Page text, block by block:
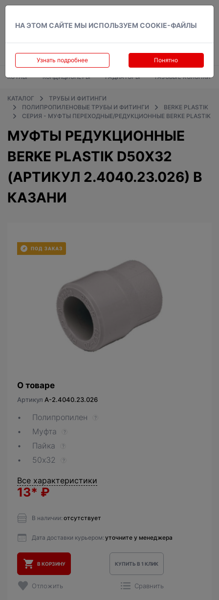
НА ЭТОМ САЙТЕ МЫ ИСПОЛЬЗУЕМ COOKIE-ФАЙЛЫ
Узнать подробнее Понятно
КОТЛЫ КОНДИЦИОНЕРЫ РАДИАТОРЫ ГАЗОВЫЕ КОЛОНКИ
КАТАЛОГ
ТРУБЫ И ФИТИНГИ
ПОЛИПРОПИЛЕНОВЫЕ ТРУБЫ И ФИТИНГИ
BERKE PLASTIK
СЕРИЯ - МУФТЫ ПЕРЕХОДНЫЕ/РЕДУКЦИОННЫЕ BERKE PLASTIK
МУФТЫ РЕДУКЦИОННЫЕ
BERKE PLASTIK D50Х32
(АРТИКУЛ 2.4040.23.026) В
КАЗАНИ
О товаре
Артикул A-2.4040.23.026
Полипропилен ?
Муфта ?
Пайка ?
50х32 ?
Все характеристики
13* ₽
В наличии: отсутствует
Дата доставки курьером: уточните у менеджера
В КОРЗИНУ КУПИТЬ В 1 КЛИК
Отложить Сравнить